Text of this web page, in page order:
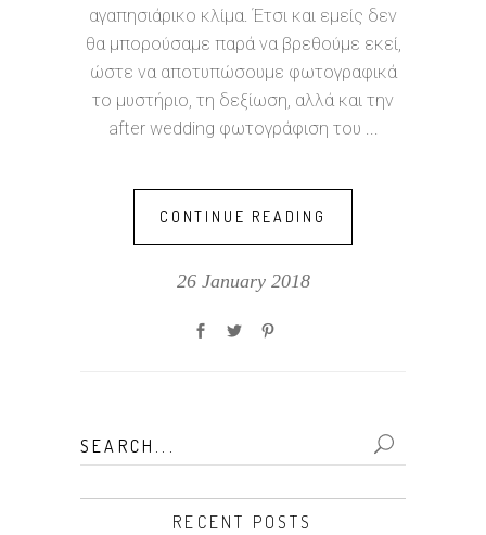
αγαπησιάρικο κλίμα. Έτσι και εμείς δεν
θα μπορούσαμε παρά να βρεθούμε εκεί,
ώστε να αποτυπώσουμε φωτογραφικά
το μυστήριο, τη δεξίωση, αλλά και την
after wedding φωτογράφιση του
CONTINUE READING
26 January 2018
Search
for:
RECENT POSTS